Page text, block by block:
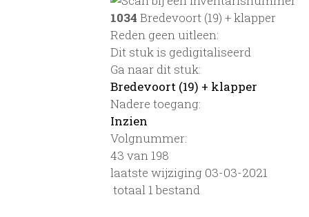
1034 Bredevoort (19) + klapper
Reden geen uitleen:
Dit stuk is gedigitaliseerd
Ga naar dit stuk:
Bredevoort (19) + klapper
Nadere toegang:
Inzien
Volgnummer:
43 van 198
laatste wijziging 03-03-2021
totaal 1 bestand